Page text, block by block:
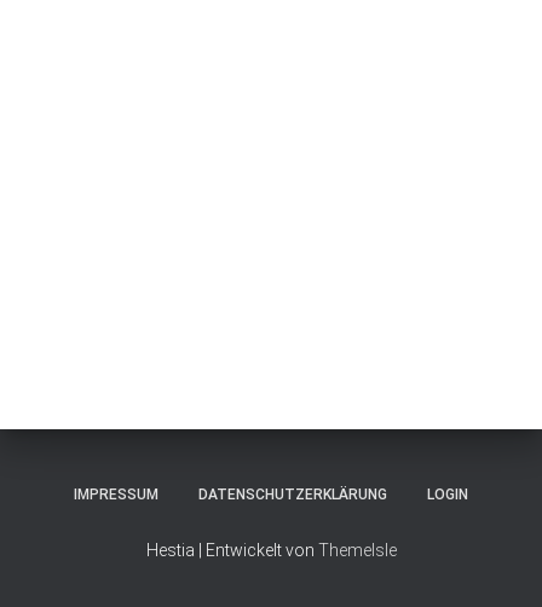
IMPRESSUM DATENSCHUTZERKLÄRUNG LOGIN
Hestia | Entwickelt von ThemeIsle